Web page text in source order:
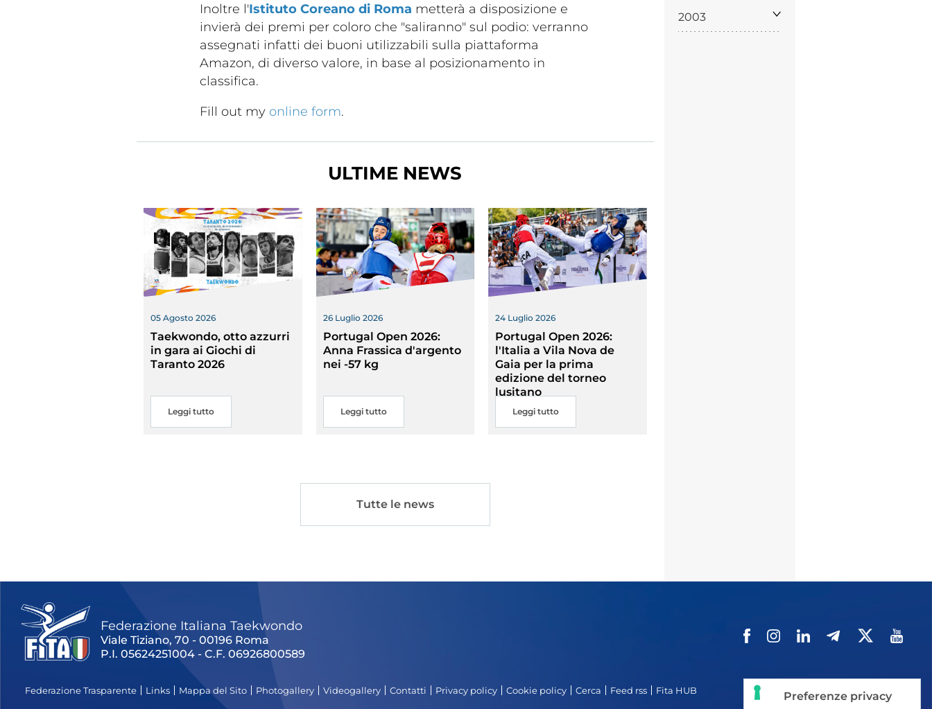
Federazione
Trasparente
Inoltre l'Istituto Coreano di Roma metterà a disposizione e
invierà dei premi per coloro che "saliranno" sul podio: verranno
assegnati infatti dei buoni utilizzabili sulla piattaforma
Amazon, di diverso valore, in base al posizionamento in
classifica.
Fill out my online form.
ULTIME NEWS
05 Agosto 2026
Taekwondo, otto azzurri
in gara ai Giochi di
Taranto 2026
Leggi tutto
26 Luglio 2026
Portugal Open 2026:
Anna Frassica d'argento
nei -57 kg
Leggi tutto
24 Luglio 2026
Portugal Open 2026:
l'Italia a Vila Nova de
Gaia per la prima
edizione del torneo
lusitano
Leggi tutto
Tutte le news
2003
Federazione Italiana Taekwondo
Viale Tiziano, 70 - 00196 Roma
P.I. 05624251004 - C.F. 06926800589
Federazione Trasparente Links Mappa del Sito Photogallery Videogallery Contatti Privacy policy Cookie policy Cerca Feed rss Fita HUB